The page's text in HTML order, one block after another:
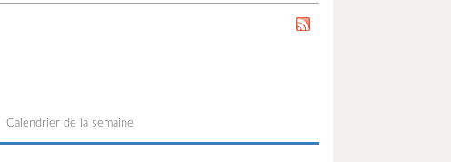
Calendrier de la semaine